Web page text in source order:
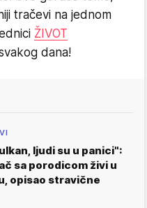
tračevi na jednom
ŽIVOT
dana!
ljudi su u panici":
sa porodicom živi u
opisao stravične